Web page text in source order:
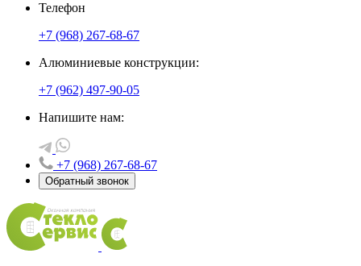
Телефон
+7 (968) 267-68-67
Алюминиевые конструкции:
+7 (962) 497-90-05
Напишите нам:
+7 (968) 267-68-67
Обратный звонок